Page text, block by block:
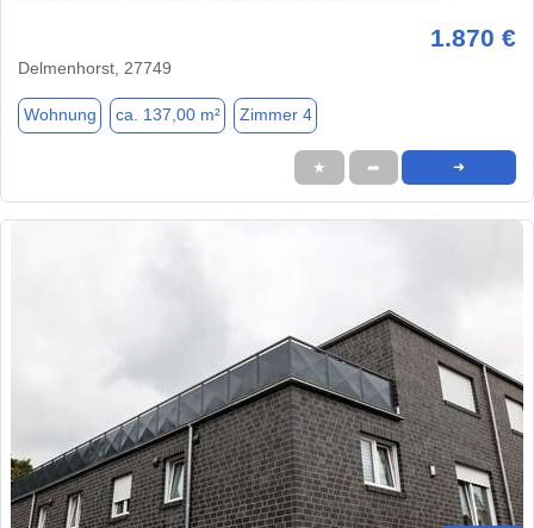
1.870 €
Delmenhorst, 27749
Wohnung ca. 137,00 m² Zimmer 4
★ ➦ ➜